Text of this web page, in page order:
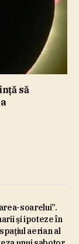
să
soarelui”.
şi ipoteze în
aerian al